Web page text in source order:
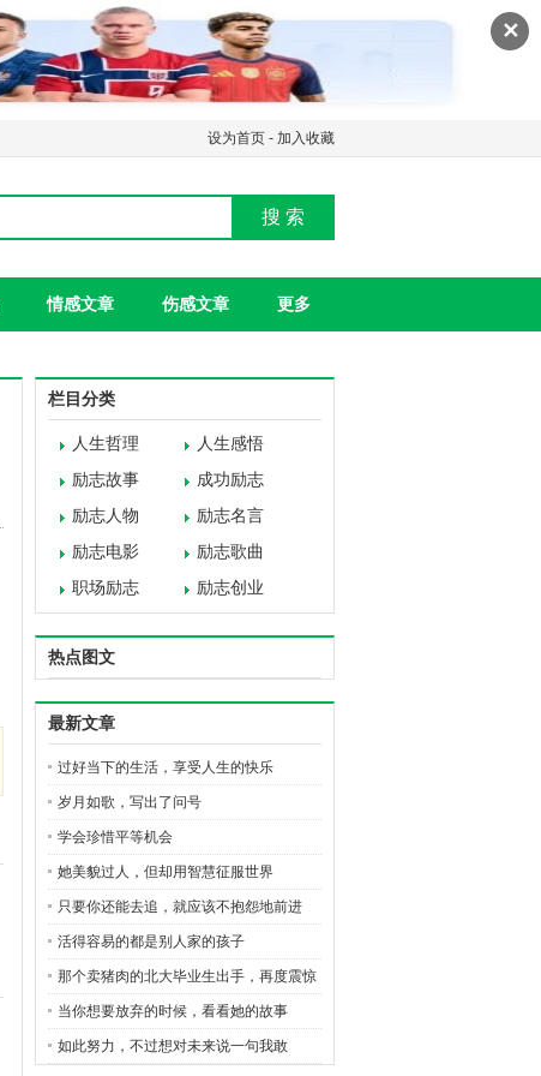
✕
设为首页 - 加入收藏
搜 索
情感文章 伤感文章 更多
栏目分类
人生哲理
人生感悟
励志故事
成功励志
励志人物
励志名言
励志电影
励志歌曲
职场励志
励志创业
热点图文
最新文章
过好当下的生活，享受人生的快乐
岁月如歌，写出了问号
学会珍惜平等机会
她美貌过人，但却用智慧征服世界
只要你还能去追，就应该不抱怨地前进
活得容易的都是别人家的孩子
那个卖猪肉的北大毕业生出手，再度震惊
全国
当你想要放弃的时候，看看她的故事
如此努力，不过想对未来说一句我敢